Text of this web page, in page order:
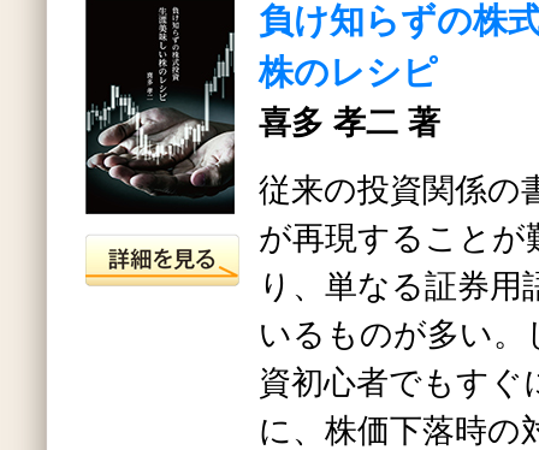
負け知らずの株
株のレシピ
喜多 孝二 著
従来の投資関係の
が再現することが
り、単なる証券用
いるものが多い。
資初心者でもすぐ
に、株価下落時の